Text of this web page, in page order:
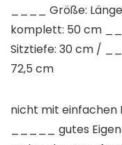
____ Größe:
komplett: 50 cm
Sitztiefe: 30 cm /
72,5 cm
nicht mit einfachen
_____ gutes